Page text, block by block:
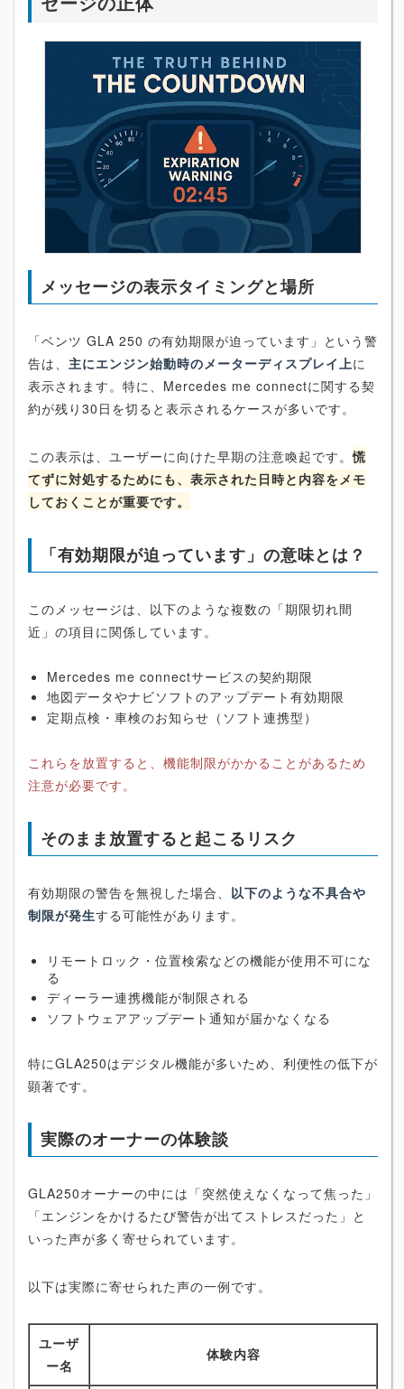
メッセージの表示タイミングと場所
「ベンツ GLA 250 の有効期限が迫っています」という警
告は、 主にエンジン始動時のメーターディスプレイ上に
表示されます。特に、Mercedes me connectに関する契
約が残り30日を切ると表示されるケースが多いです。
この表示は、ユーザーに向けた早期の注意喚起です。慌
てずに対処するためにも、表示された日時と内容をメモ
しておくことが重要です。
「有効期限が迫っています」の意味とは？
このメッセージは、以下のような複数の「期限切れ間
近」の項目に関係しています。
Mercedes me connectサービスの契約期限
地図データやナビソフトのアップデート有効期限
定期点検・車検のお知らせ（ソフト連携型）
これらを放置すると、機能制限がかかることがあるため
注意が必要です。
そのまま放置すると起こるリスク
有効期限の警告を無視した場合、 以下のような不具合や
制限が発生する可能性があります。
リモートロック・位置検索などの機能が使用不可にな
る
ディーラー連携機能が制限される
ソフトウェアアップデート通知が届かなくなる
特にGLA250はデジタル機能が多いため、利便性の低下が
顕著です。
実際のオーナーの体験談
GLA250オーナーの中には「突然使えなくなって焦った」
「エンジンをかけるたび警告が出てストレスだった」と
いった声が多く寄せられています。
以下は実際に寄せられた声の一例です。
ユーザ
ー名
体験内容